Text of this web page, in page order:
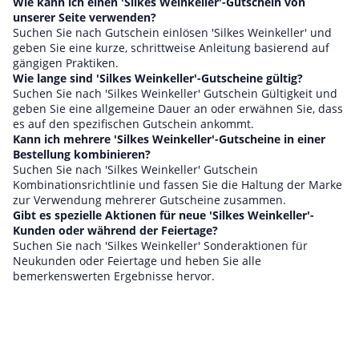
unserer Seite verwenden?
Suchen Sie nach Gutschein einlösen 'Silkes Weinkeller' und
geben Sie eine kurze, schrittweise Anleitung basierend auf
gängigen Praktiken.
Wie lange sind 'Silkes Weinkeller'-Gutscheine gültig?
Suchen Sie nach 'Silkes Weinkeller' Gutschein Gültigkeit und
geben Sie eine allgemeine Dauer an oder erwähnen Sie, dass
es auf den spezifischen Gutschein ankommt.
Kann ich mehrere 'Silkes Weinkeller'-Gutscheine in einer
Bestellung kombinieren?
Suchen Sie nach 'Silkes Weinkeller' Gutschein
Kombinationsrichtlinie und fassen Sie die Haltung der Marke
zur Verwendung mehrerer Gutscheine zusammen.
Gibt es spezielle Aktionen für neue 'Silkes Weinkeller'-
Kunden oder während der Feiertage?
Suchen Sie nach 'Silkes Weinkeller' Sonderaktionen für
Neukunden oder Feiertage und heben Sie alle
bemerkenswerten Ergebnisse hervor.